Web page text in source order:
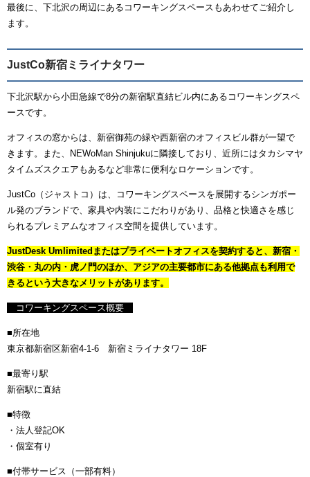
最後に、下北沢の周辺にあるコワーキングスペースもあわせてご紹介し
ます。
JustCo新宿ミライナタワー
下北沢駅から小田急線で8分の新宿駅直結ビル内にあるコワーキングスペ
ースです。
オフィスの窓からは、新宿御苑の緑や西新宿のオフィスビル群が一望で
きます。また、NEWoMan Shinjukuに隣接しており、近所にはタカシマヤ
タイムズスクエアもあるなど非常に便利なロケーションです。
JustCo（ジャストコ）は、コワーキングスペースを展開するシンガポー
ル発のブランドで、家具や内装にこだわりがあり、品格と快適さを感じ
られるプレミアムなオフィス空間を提供しています。
JustDesk Umlimitedまたはプライベートオフィスを契約すると、新宿・
渋谷・丸の内・虎ノ門のほか、アジアの主要都市にある他拠点も利用で
きるという大きなメリットがあります。
コワーキングスペース概要
■所在地
東京都新宿区新宿4-1-6 新宿ミライナタワー 18F
■最寄り駅
新宿駅に直結
■特徴
・法人登記OK
・個室有り
■付帯サービス（一部有料）